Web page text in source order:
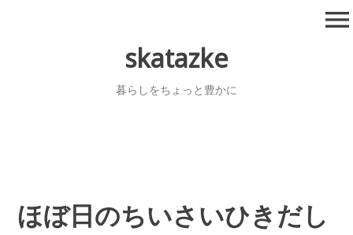
skatazke
暮らしをちょっと豊かに
menu
ほぼ日のちいさいひきだし